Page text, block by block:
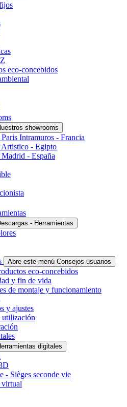
eco-concebidos
showrooms
Intramuros - Francia
- Egipto
- España
- Herramientas
Abre este menú Consejos usuarios
eco-concebidos
y fin de vida
de montaje y funcionamiento
y ajustes
utilización
digitales
- Sièges seconde vie